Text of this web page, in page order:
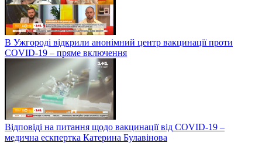
В Ужгороді відкрили анонімний центр вакцинації проти
COVID-19 – пряме включення
Відповіді на питання щодо вакцинації від COVID-19 –
медична ескпертка Катерина Булавінова